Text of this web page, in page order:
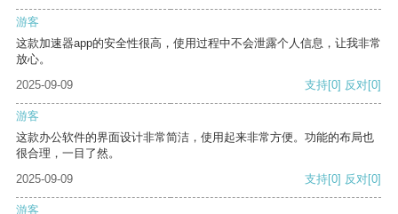
游客
这款加速器app的安全性很高，使用过程中不会泄露个人信息，让我非常
放心。
2025-09-09
支持[0] 反对[0]
游客
这款办公软件的界面设计非常简洁，使用起来非常方便。功能的布局也
很合理，一目了然。
2025-09-09
支持[0] 反对[0]
游客